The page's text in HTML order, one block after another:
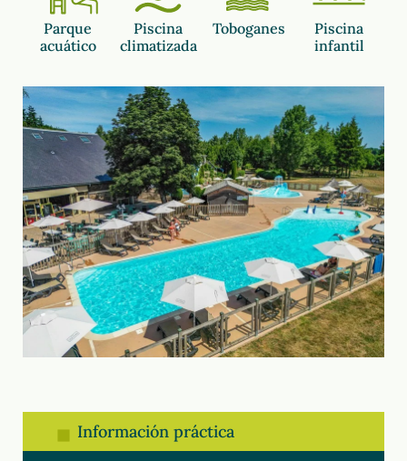
Parque
acuático
Piscina
climatizada
Toboganes
Piscina
infantil
Información práctica